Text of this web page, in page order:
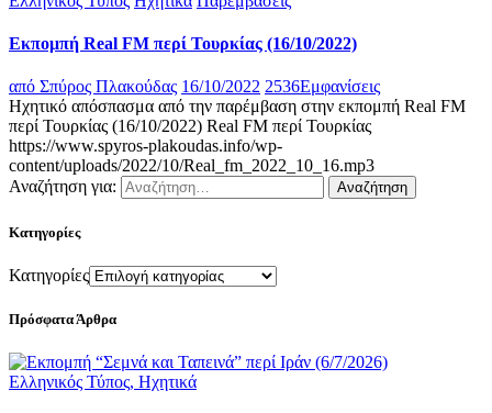
Εκπομπή Real FM περί Τουρκίας (16/10/2022)
από Σπύρος Πλακούδας 16/10/2022 2536Εμφανίσεις
Ηχητικό απόσπασμα από την παρέμβαση στην εκπομπή Real FM
περί Τουρκίας (16/10/2022) Real FM περί Τουρκίας
https://www.spyros-plakoudas.info/wp-
content/uploads/2022/10/Real_fm_2022_10_16.mp3
Αναζήτηση για:
Κατηγορίες
Κατηγορίες
Πρόσφατα Άρθρα
Ελληνικός Τύπος, Ηχητικά